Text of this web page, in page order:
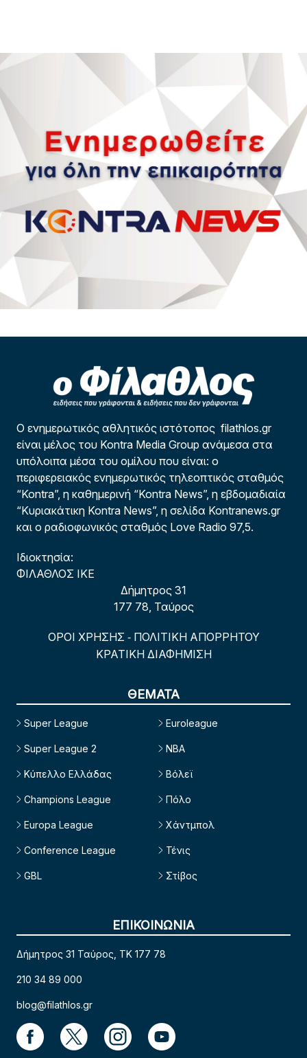
Ο ενημερωτικός αθλητικός ιστότοπος filathlos.gr
είναι μέλος του Kontra Media Group ανάμεσα στα
υπόλοιπα μέσα του ομίλου που είναι: ο
περιφερειακός ενημερωτικός τηλεοπτικός σταθμός
“Kontra”, η καθημερινή “Kontra News”, η εβδομαδιαία
“Κυριακάτικη Kontra News”, η σελίδα Kontranews.gr
και ο ραδιοφωνικός σταθμός Love Radio 97,5.
Ιδιοκτησία:
ΦΙΛΑΘΛΟΣ ΙΚΕ
Δήμητρος 31
177 78, Ταύρος
ΟΡΟΙ ΧΡΗΣΗΣ - ΠΟΛΙΤΙΚΗ ΑΠΟΡΡΗΤΟΥ
ΚΡΑΤΙΚΗ ΔΙΑΦΗΜΙΣΗ
ΘΕΜΑΤΑ
Super League
Super League 2
Κύπελλο Ελλάδας
Champions League
Europa League
Conference League
GBL
Euroleague
NBA
Βόλεϊ
Πόλο
Χάντμπολ
Τένις
Στίβος
ΕΠΙΚΟΙΝΩΝΙΑ
Δήμητρος 31 Ταύρος, TK 177 78
210 34 89 000
blog@filathlos.gr